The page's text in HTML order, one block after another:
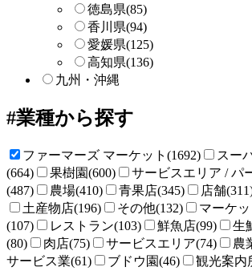
徳島県(85)
香川県(94)
愛媛県(125)
高知県(136)
九州・沖縄
業種から探す
ファーマーズ マーケット(1692)
スー
(664)
果樹園(600)
サービスエリア / パ
(487)
農場(410) 青果店(345) 店舗
土産物店(196)
その他(132) マーケ
(107)
レストラン(103) 鮮魚店(99)
生
(80)
肉店(75) サービスエリア(74) 農
サービス業(61)
ブドウ園(46) 観光案内